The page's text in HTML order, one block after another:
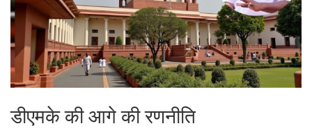
डीएमके की आगे की रणनीति